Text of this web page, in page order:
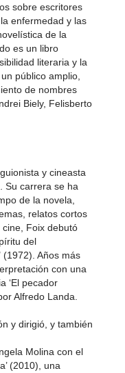
sobre escritores
enfermedad y las
de la
es un libro
literaria y la
público amplio,
de nombres
Biely, Felisberto
y cineasta
Su carrera se ha
de la novela,
relatos cortos
Foix debutó
del
(1972). Años más
con una
‘El pecador
Alfredo Landa.
y dirigió, y también
Molina con el
(2010), una